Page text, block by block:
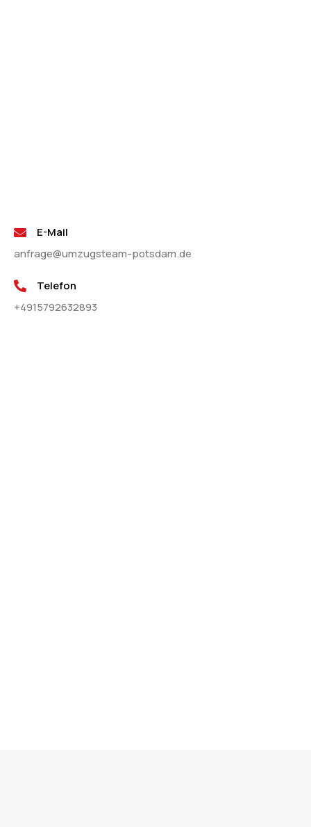
E-Mail
anfrage@umzugsteam-potsdam.de
Telefon
+4915792632893